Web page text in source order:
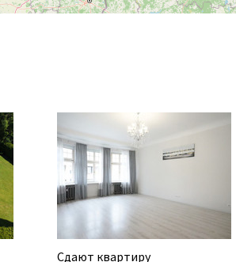
Сдают квартиру